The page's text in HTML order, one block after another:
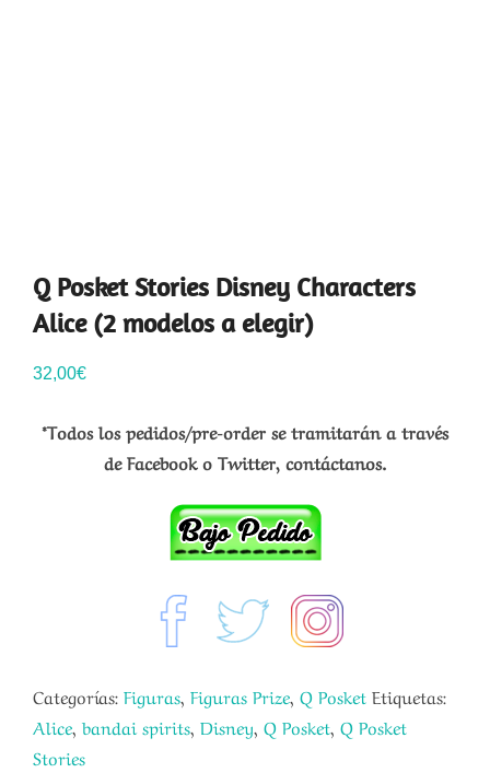
Q Posket Stories Disney Characters
Alice (2 modelos a elegir)
32,00€
*Todos los pedidos/pre-order se tramitarán a través
de Facebook o Twitter, contáctanos.
Categorías: Figuras, Figuras Prize, Q Posket Etiquetas:
Alice, bandai spirits, Disney, Q Posket, Q Posket
Stories